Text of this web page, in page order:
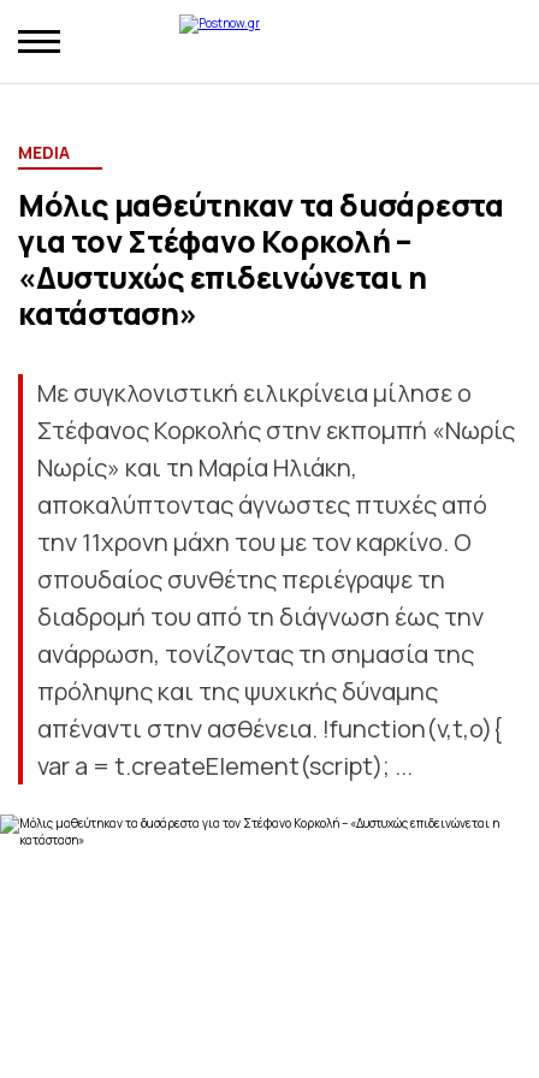
MEDIA
Μόλις μαθεύτηκαν τα δuσάρεστα
για τον Στέφανο Κορκολή –
«Δυστυχώς επιδεινώνεται η
κατάσταση»
Με συγκλονιστική ειλικρίνεια μίλησε ο
Στέφανος Κορκολής στην εκπομπή «Νωρίς
Νωρίς» και τη Μαρία Ηλιάκη,
αποκαλύπτοντας άγνωστες πτυχές από
την 11χρονη μάχη του με τον καρκίνο. Ο
σπουδαίος συνθέτης περιέγραψε τη
διαδρομή του από τη διάγνωση έως την
ανάρρωση, τονίζοντας τη σημασία της
πρόληψης και της ψυχικής δύναμης
απέναντι στην ασθένεια. !function(v,t,o){
var a = t.createElement(script); ...